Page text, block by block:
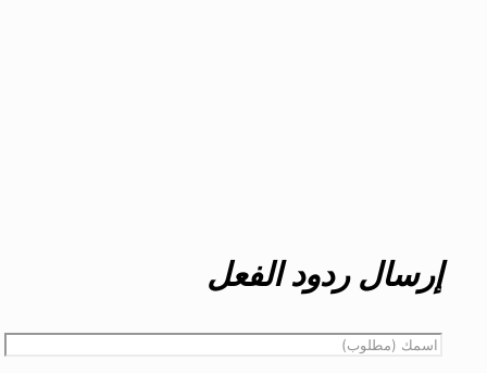
إرسال ردود الفعل